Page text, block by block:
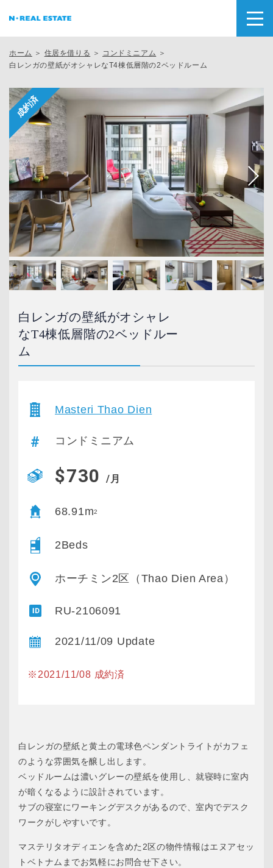
ホーム ＞ 住居を借りる ＞ コンドミニアム ＞
白レンガの壁紙がオシャレなT4棟低層階の2ベッドルーム
白レンガの壁紙がオシャレ
なT4棟低層階の2ベッドルー
ム
Masteri Thao Dien
コンドミニアム
$730 /月
68.91m2
2Beds
ホーチミン2区（Thao Dien Area）
RU-2106091
2021/11/09 Update
※2021/11/08 成約済
白レンガの壁紙と黄土の電球色ペンダントライトがカフェ
のような雰囲気を醸し出します。
ベッドルームは濃いグレーの壁紙を使用し、就寝時に室内
が暗くなるように設計されています。
サブの寝室にワーキングデスクがあるので、室内でデスク
ワークがしやすいです。
マステリタオディエンを含めた2区の物件情報はエヌアセッ
トベトナムまでお気軽にお問合せ下さい。